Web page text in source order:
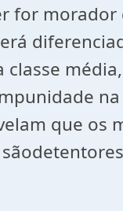
for morador
classe
que os